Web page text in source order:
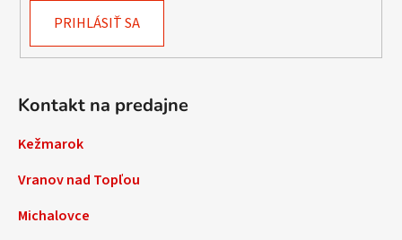
PRIHLÁSIŤ SA
Kontakt na predajne
Kežmarok
Vranov nad Topľou
Michalovce